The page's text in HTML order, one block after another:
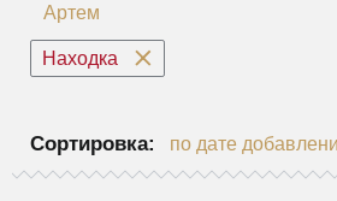
Артем
Находка
Сортировка: по дате